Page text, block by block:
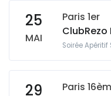
25
MAI
Paris 1er
ClubRezo
Soirée
29
Paris